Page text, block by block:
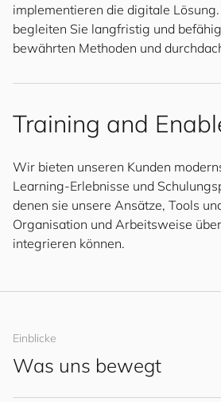
implementieren die digitale
begleiten Sie langfristig und
bewährten Methoden und
Training and
Wir bieten unseren Kunden
Learning-Erlebnisse und
denen sie unsere Ansätze, Tools
Organisation und Arbeitsweise
integrieren können.
Einblicke
Was uns bewegt